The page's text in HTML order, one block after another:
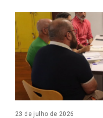
23 de julho de 2026